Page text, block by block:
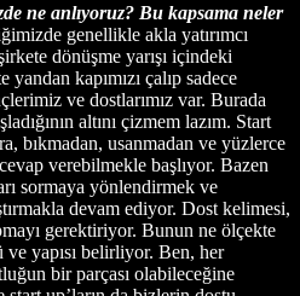
ne anlıyoruz? Bu kapsama neler
genellikle akla yatırımcı
dönüşme yarışı içindeki
kapımızı çalıp sadece
ve dostlarımız var. Burada
altını çizmem lazım. Start
bıkmadan, usanmadan ve yüzlerce
verebilmekle başlıyor. Bazen
sormaya yönlendirmek ve
devam ediyor. Dost kelimesi,
gerektiriyor. Bunun ne ölçekte
yapısı belirliyor. Ben, her
bir parçası olabileceğine